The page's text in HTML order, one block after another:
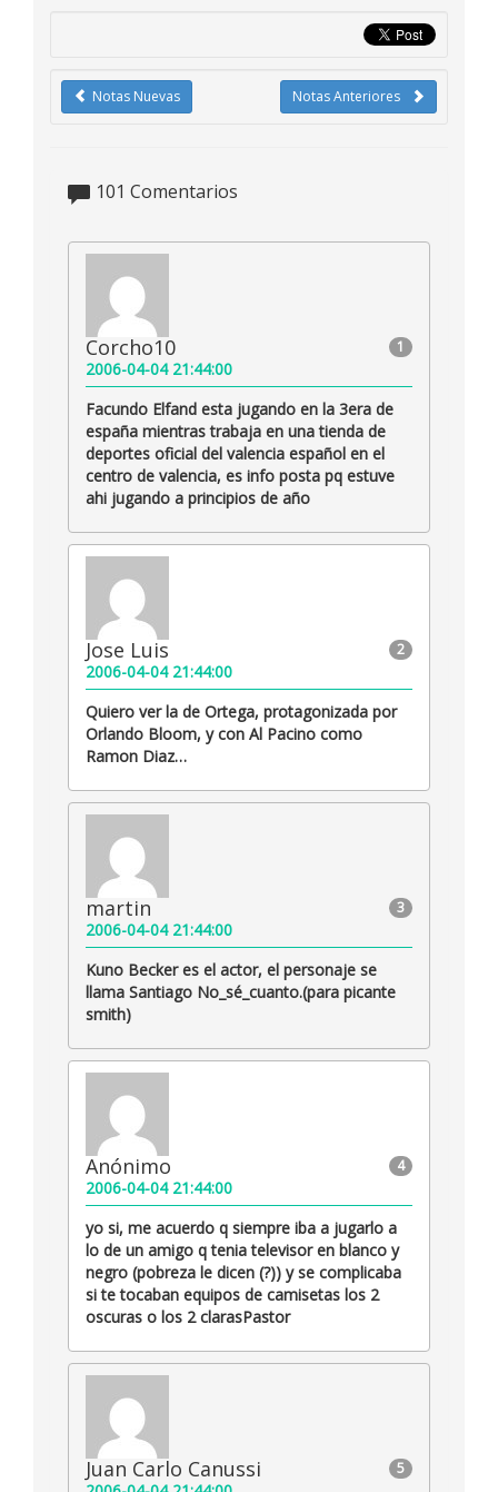
Notas Anteriores
Notas Nuevas
101 Comentarios
1
Corcho10
2006-04-04 21:44:00
Facundo Elfand esta jugando en la 3era de
españa mientras trabaja en una tienda de
deportes oficial del valencia español en el
centro de valencia, es info posta pq estuve
ahi jugando a principios de año
2
Jose Luis
2006-04-04 21:44:00
Quiero ver la de Ortega, protagonizada por
Orlando Bloom, y con Al Pacino como
Ramon Diaz…
3
martin
2006-04-04 21:44:00
Kuno Becker es el actor, el personaje se
llama Santiago No_sé_cuanto.(para picante
smith)
4
Anónimo
2006-04-04 21:44:00
yo si, me acuerdo q siempre iba a jugarlo a
lo de un amigo q tenia televisor en blanco y
negro (pobreza le dicen (?)) y se complicaba
si te tocaban equipos de camisetas los 2
oscuras o los 2 clarasPastor
5
Juan Carlo Canussi